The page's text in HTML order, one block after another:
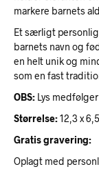
markere barnets
Et særligt
barnets navn og
en helt unik og
som en fast
OBS: Lys
Størrelse:12,3 x
Gratis gravering:
Oplagt med